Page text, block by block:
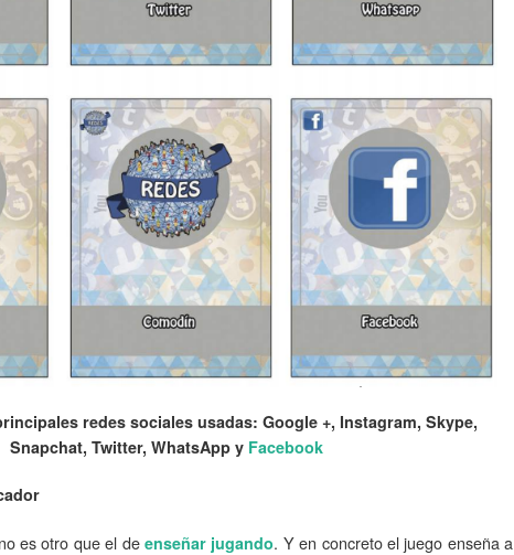
redes sociales usadas: Google +, Instagram, Skype,
Snapchat, Twitter, WhatsApp y Facebook
es otro que el de enseñar jugando. Y en concreto el juego enseña a